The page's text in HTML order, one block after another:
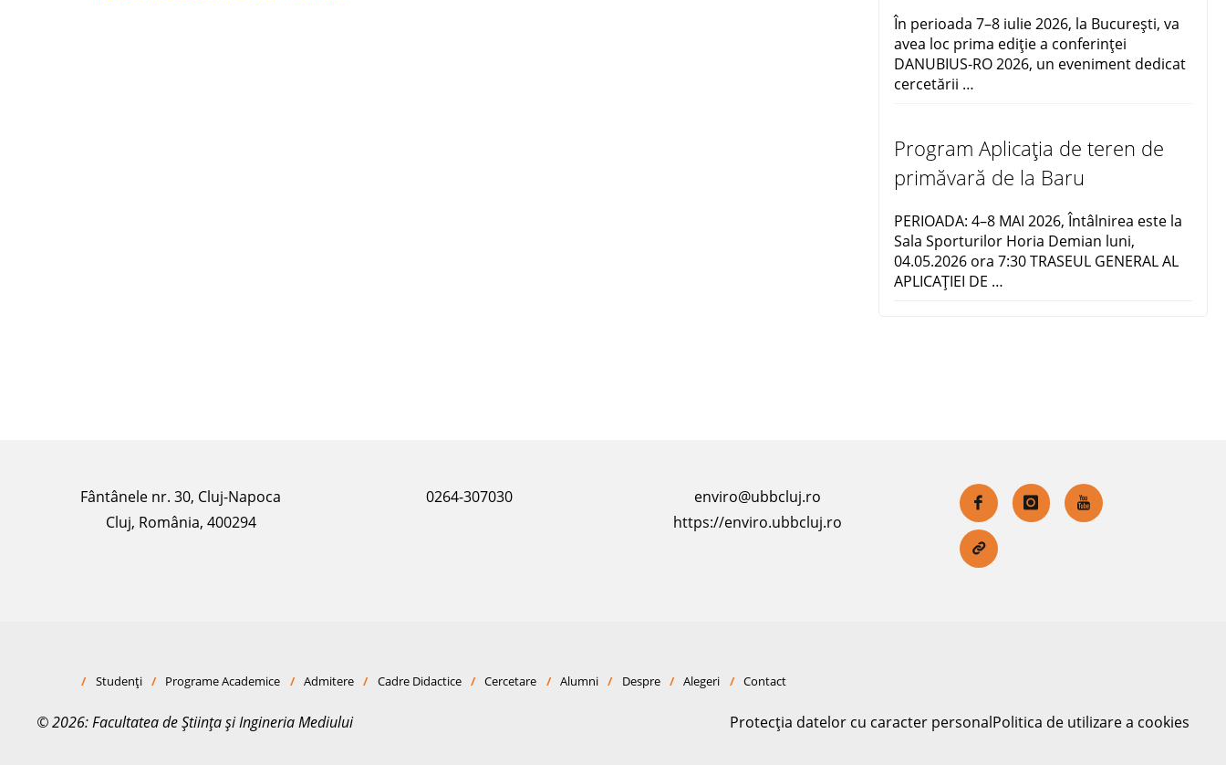
În perioada 7–8 iulie 2026, la București, va
avea loc prima ediție a conferinței
DANUBIUS-RO 2026, un eveniment dedicat
cercetării …
Program Aplicația de teren de
primăvară de la Baru
PERIOADA: 4–8 MAI 2026, Întâlnirea este la
Sala Sporturilor Horia Demian luni,
04.05.2026 ora 7:30 TRASEUL GENERAL AL
APLICAŢIEI DE …
Fântânele nr. 30, Cluj-Napoca
Cluj, România, 400294
0264-307030
enviro@ubbcluj.ro
https://enviro.ubbcluj.ro
/ Studenți / Programe Academice / Admitere / Cadre Didactice / Cercetare / Alumni / Despre / Alegeri / Contact
© 2026: Facultatea de Știința și Ingineria Mediului Protecția datelor cu caracter personalPolitica de utilizare a cookies